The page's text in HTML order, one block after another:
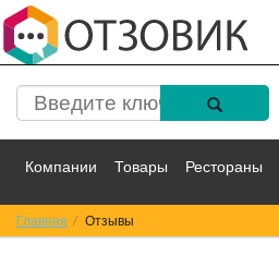
Компании Товары Рестораны
Спорт Фильмы
Главная Отзывы